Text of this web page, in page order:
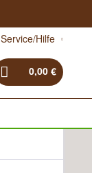
Service/Hilfe
0,00 €